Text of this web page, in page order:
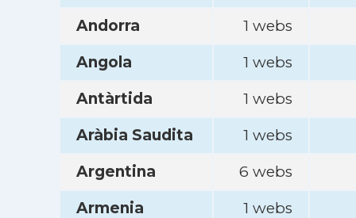
Andorra
1 webs
Angola
1 webs
Antàrtida
1 webs
Aràbia Saudita
1 webs
Argentina
6 webs
Armenia
1 webs